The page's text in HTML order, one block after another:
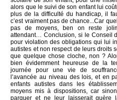
alors que le suivi de son enfant lui
plus de la difficulté du handicap, il
c’est vraiment pas de chance...Car
pas de moyens, ben on reste
attendant… Conclusion, si le Conseil
pour violation des obligations qui lui
autistes et non respect de leurs droits
que quelque chose cloche, non ?
bien évidemment heureuse de la
journée pour une vie de
l’avancée au niveau des lois, et en
enfants autistes dans les
moyens mis à dispositions, car
parquer et ne leur laisserait guère